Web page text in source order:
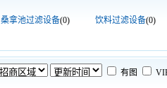
桑拿池过滤设备(0) 饮料过滤设备(0)
有图